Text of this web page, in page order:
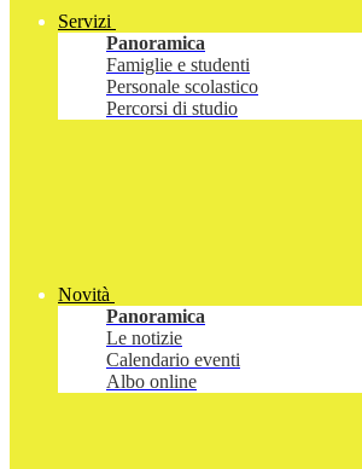
Servizi
Panoramica
Famiglie e studenti
Personale scolastico
Percorsi di studio
Novità
Panoramica
Le notizie
Calendario eventi
Albo online